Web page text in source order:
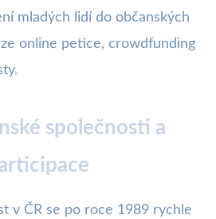
mladých lidí do občanských
online petice, crowdfunding
společnosti a
v ČR se po roce 1989 rychle